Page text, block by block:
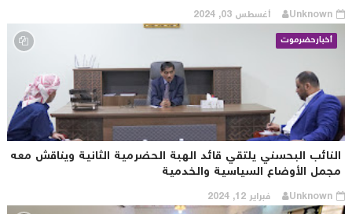
Unknown
أغسطس 03, 2024
أخبارحضرموت
البحسني يلتقي قائد الهبة الحضرمية الثانية ويناقش معه
الأوضاع السياسية والخدمية
Unknown
فبراير 12, 2024